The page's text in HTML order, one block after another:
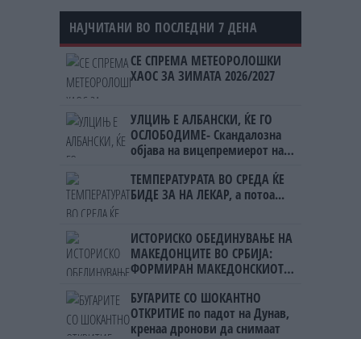
НАЈЧИТАНИ ВО ПОСЛЕДНИ 7 ДЕНА
СЕ СПРЕМА МЕТЕОРОЛОШКИ
ХАОС ЗА ЗИМАТА 2026/2027
УЛЦИЊ Е АЛБАНСКИ, ЌЕ ГО
ОСЛОБОДИМЕ- Скандалозна
објава на вицепремиерот на
ТЕМПЕРАТУРАТА ВО СРЕДА ЌЕ
БИДЕ ЗА НА ЛЕКАР, а потоа...
ИСТОРИСКО ОБЕДИНУВАЊЕ НА
МАКЕДОНЦИТЕ ВО СРБИЈА:
ФОРМИРАН МАКЕДОНСКИОТ
БУГАРИТЕ СО ШОКАНТНО
ОТКРИТИЕ по падот на Дунав,
кренаа дронови да снимаат